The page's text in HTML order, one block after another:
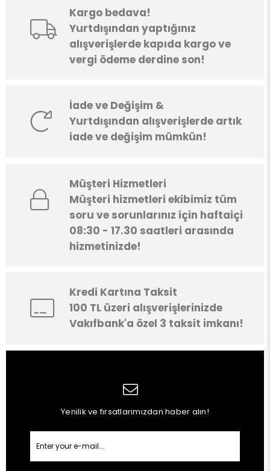
Kargo bedava!
Yurtdışından yaptığınız
alışverişlerde kapıda kargo ve
vergi ödeme derdine son!
İade ve Değişim &
Yurtdışından alışverişlerde artık
iade ve değişim mümkün!
Müşteri Hizmetleri
Müşteri hizmetleri ekibimiz tüm
soru ve sorunlarınız için haftaiçi
08:30 - 17.30 saatleri arasında
hizmetinizde!
Kredi Kartına Taksit
100 TL üzeri alışverişlerinizde
Vakıfbank'a özel 3 taksit imkanı!
Yenilik ve fırsatlarımızdan haber alın!